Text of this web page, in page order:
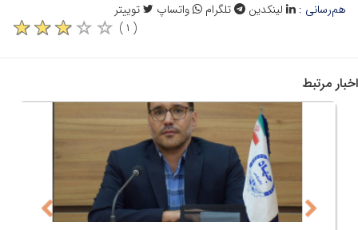
هم‌رسانی : لینکدین تلگرام واتساپ
توییتر
( ۱ )
اخبار مرتبط